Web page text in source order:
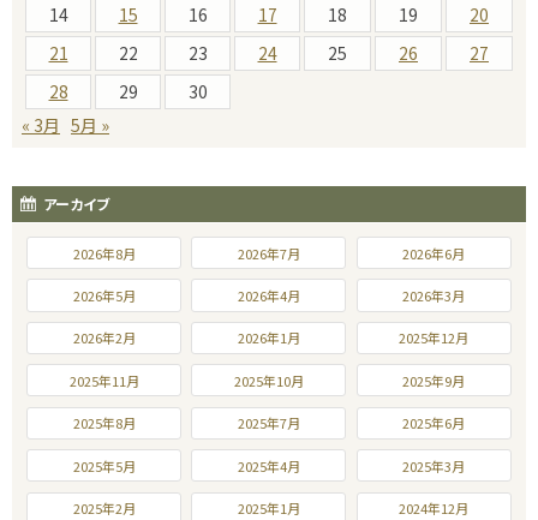
14
15 16 17 18 19
20
21
22 23 24 25 26
27
28
29
30
« 3月 5月 »
アーカイブ
2026年8月 2026年7月 2026年6月
2026年5月 2026年4月 2026年3月
2026年2月 2026年1月 2025年12月
2025年11月 2025年10月 2025年9月
2025年8月 2025年7月 2025年6月
2025年5月 2025年4月 2025年3月
2025年2月 2025年1月 2024年12月